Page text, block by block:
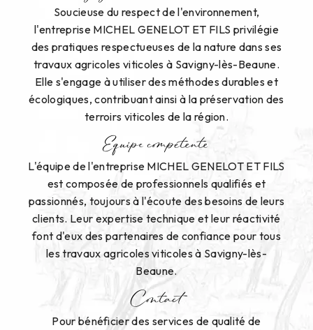
Soucieuse du respect de l'environnement,
l'entreprise MICHEL GENELOT ET FILS privilégie
des pratiques respectueuses de la nature dans ses
travaux agricoles viticoles à Savigny-lès-Beaune.
Elle s'engage à utiliser des méthodes durables et
écologiques, contribuant ainsi à la préservation des
terroirs viticoles de la région.
Equipe compétente
L'équipe de l'entreprise MICHEL GENELOT ET FILS
est composée de professionnels qualifiés et
passionnés, toujours à l'écoute des besoins de leurs
clients. Leur expertise technique et leur réactivité
font d'eux des partenaires de confiance pour tous
les travaux agricoles viticoles à Savigny-lès-
Beaune.
Contact
Pour bénéficier des services de qualité de